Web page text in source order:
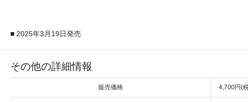
■ 2025年3月19日発売
その他の詳細情報
販売価格 4,700円(